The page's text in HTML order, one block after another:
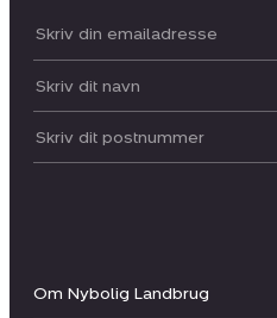
Om Nybolig Landbrug
Din email:
Dit navn:
Postnummer